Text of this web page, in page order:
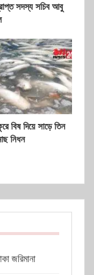
সদস্য সচিব আবু
বিষ দিয়ে সাড়ে তিন
নিধন
জরিমানা